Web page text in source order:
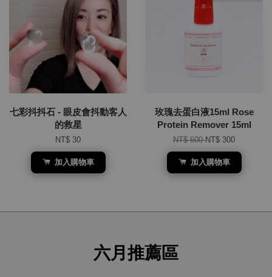
七彩抖抖石 - 眼皮會抖動客人
的救星
NT$ 30
加入購物車
玫瑰去蛋白液15ml Rose
Protein Remover 15ml
NT$ 600NT$ 300
加入購物車
六月推薦區